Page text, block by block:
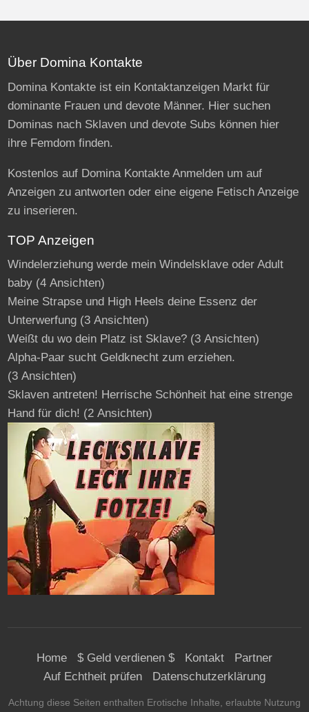
Über Domina Kontakte
Domina Kontakte ist ein Kontaktanzeigen Markt für
dominante Frauen und devote Männer. Hier suchen
Dominas nach Sklaven und devote Subs können hier
ihre Femdom finden.
Kostenlos auf Domina Kontakte Anmelden um auf
Anzeigen zu antworten oder eine eigene Fetisch Anzeige
zu inserieren.
TOP Anzeigen
Windelerziehung werde mein Windelsklave oder Adult
baby(4 Ansichten)
Meine Strapse und High Heels deine Essenz der
Unterwerfung(3 Ansichten)
Weißt du wo dein Platz ist Sklave?(3 Ansichten)
Alpha-Paar sucht Geldknecht zum erziehen.
(3 Ansichten)
Sklaven antreten! Herrische Schönheit hat eine strenge
Hand für dich! (2 Ansichten)
Home $ Geld verdienen $ Kontakt
Partner
Auf Echtheit prüfen
Datenschutzerklärung
Achtung diese Seiten enthalten Erotische Inhalte, erlaubte Nutzung